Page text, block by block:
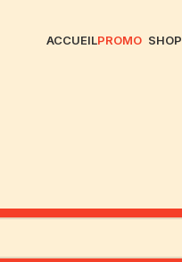
ACCUEILPROMO SHOP